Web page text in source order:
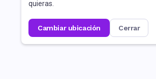
quieras.
cambiar ubicación cerrar